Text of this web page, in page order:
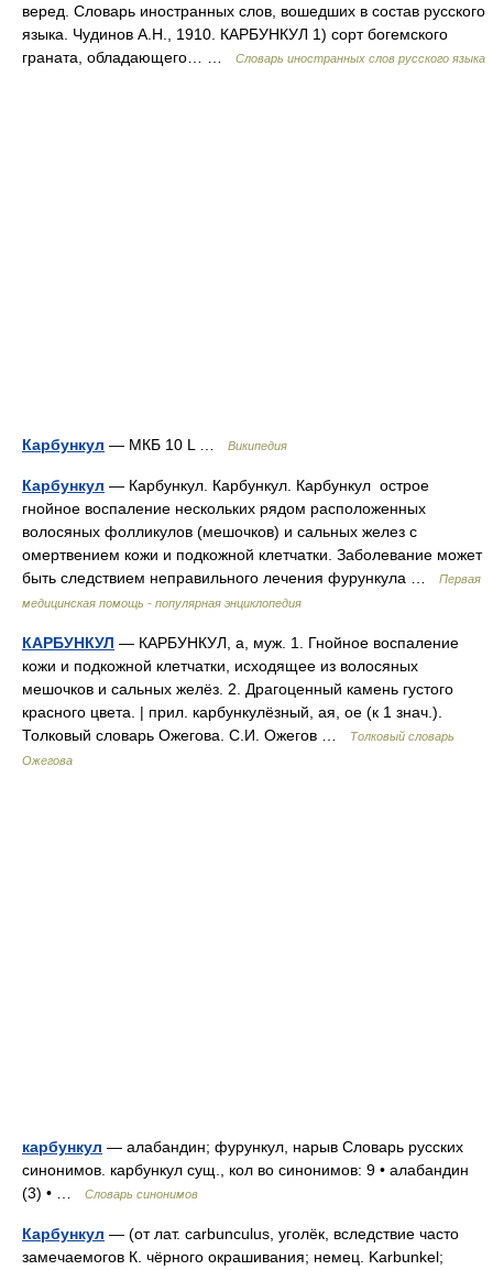
веред. Словарь иностранных слов, вошедших в состав русского
языка. Чудинов А.Н., 1910. КАРБУНКУЛ 1) сорт богемского
граната, обладающего… …
Словарь иностранных слов русского языка
Карбункул — МКБ 10 L … Википедия
Карбункул — Карбункул. Карбункул. Карбункул острое
гнойное воспаление нескольких рядом расположенных
волосяных фолликулов (мешочков) и сальных желез с
омертвением кожи и подкожной клетчатки. Заболевание может
быть следствием неправильного лечения фурункула …
Первая
медицинская помощь - популярная энциклопедия
КАРБУНКУЛ — КАРБУНКУЛ, а, муж. 1. Гнойное воспаление
кожи и подкожной клетчатки, исходящее из волосяных
мешочков и сальных желёз. 2. Драгоценный камень густого
красного цвета. | прил. карбункулёзный, ая, ое (к 1 знач.).
Толковый словарь Ожегова. С.И. Ожегов …
Толковый словарь
Ожегова
карбункул — алабандин; фурункул, нарыв Словарь русских
синонимов. карбункул сущ., кол во синонимов: 9 • алабандин
(3) • …
Словарь синонимов
Карбункул — (от лат. carbunculus, уголёк, вследствие часто
замечаемогов К. чёрного окрашивания; немец. Karbunkel;